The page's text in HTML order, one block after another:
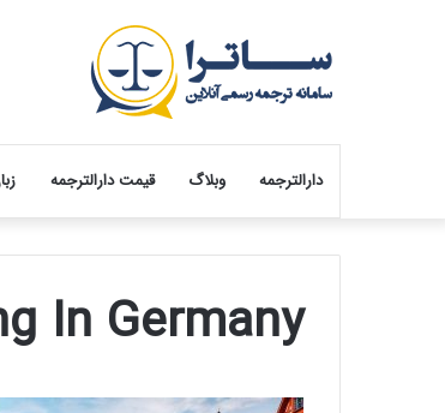
دارالترجمه وبلاگ قیمت دارالترجمه
In Germany